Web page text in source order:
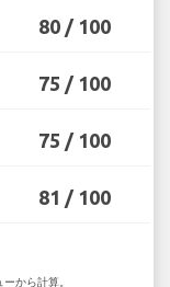
80 / 100
75 / 100
75 / 100
81 / 100
から計算。